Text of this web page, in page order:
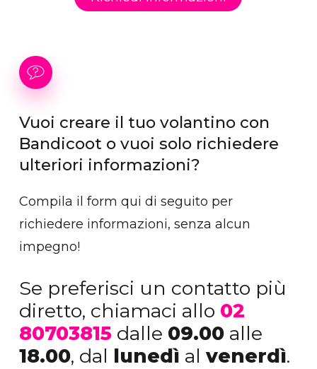
Vuoi creare il tuo volantino con
Bandicoot o vuoi solo richiedere
ulteriori informazioni?
Compila il form qui di seguito per
richiedere informazioni, senza alcun
impegno!
Se preferisci un contatto più
diretto, chiamaci allo 02
80703815dalle 09.00alle
18.00, dal lunedì alvenerdì.